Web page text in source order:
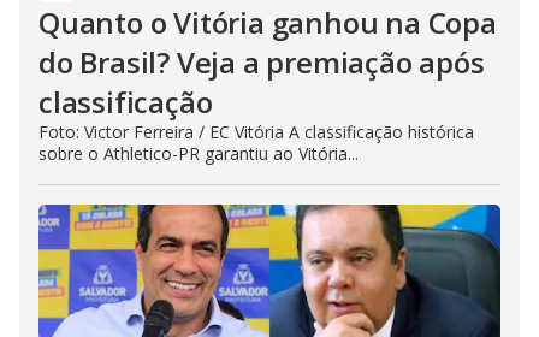
Quanto o Vitória ganhou na Copa
do Brasil? Veja a premiação após
classificação
Foto: Victor Ferreira / EC Vitória A classificação histórica
sobre o Athletico-PR garantiu ao Vitória...